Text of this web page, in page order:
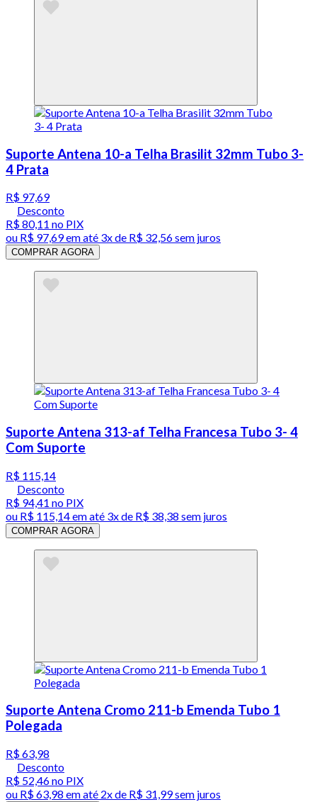
Suporte Antena 10-a Telha Brasilit 32mm Tubo 3-
4 Prata
R$ 97,69
Desconto
R$ 80,11 no PIX
ou R$ 97,69em até 3x de R$ 32,56 sem juros
COMPRAR AGORA
Suporte Antena 313-af Telha Francesa Tubo 3- 4
Com Suporte
R$ 115,14
Desconto
R$ 94,41 no PIX
ou R$ 115,14em até 3x de R$ 38,38 sem juros
COMPRAR AGORA
Suporte Antena Cromo 211-b Emenda Tubo 1
Polegada
R$ 63,98
Desconto
R$ 52,46no PIX
ou R$ 63,98 em até 2x de R$ 31,99 sem juros